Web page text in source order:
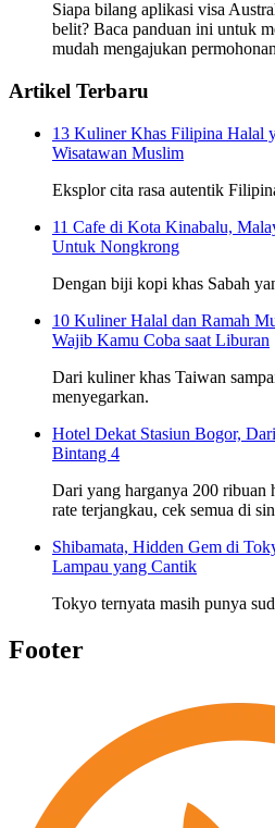
Siapa bilang aplikasi visa
belit? Baca panduan ini untuk
mudah mengajukan
Artikel Terbaru
13 Kuliner Khas Filipina Halal
Wisatawan Muslim
Eksplor cita rasa autentik
11 Cafe di Kota Kinabalu,
Untuk Nongkrong
Dengan biji kopi khas Sabah
10 Kuliner Halal dan Ramah
Wajib Kamu Coba saat Liburan
Dari kuliner khas Taiwan
menyegarkan.
Hotel Dekat Stasiun Bogor,
Bintang 4
Dari yang harganya 200 ribuan
rate terjangkau, cek semua di
Shibamata, Hidden Gem di
Lampau yang Cantik
Tokyo ternyata masih punya
Footer